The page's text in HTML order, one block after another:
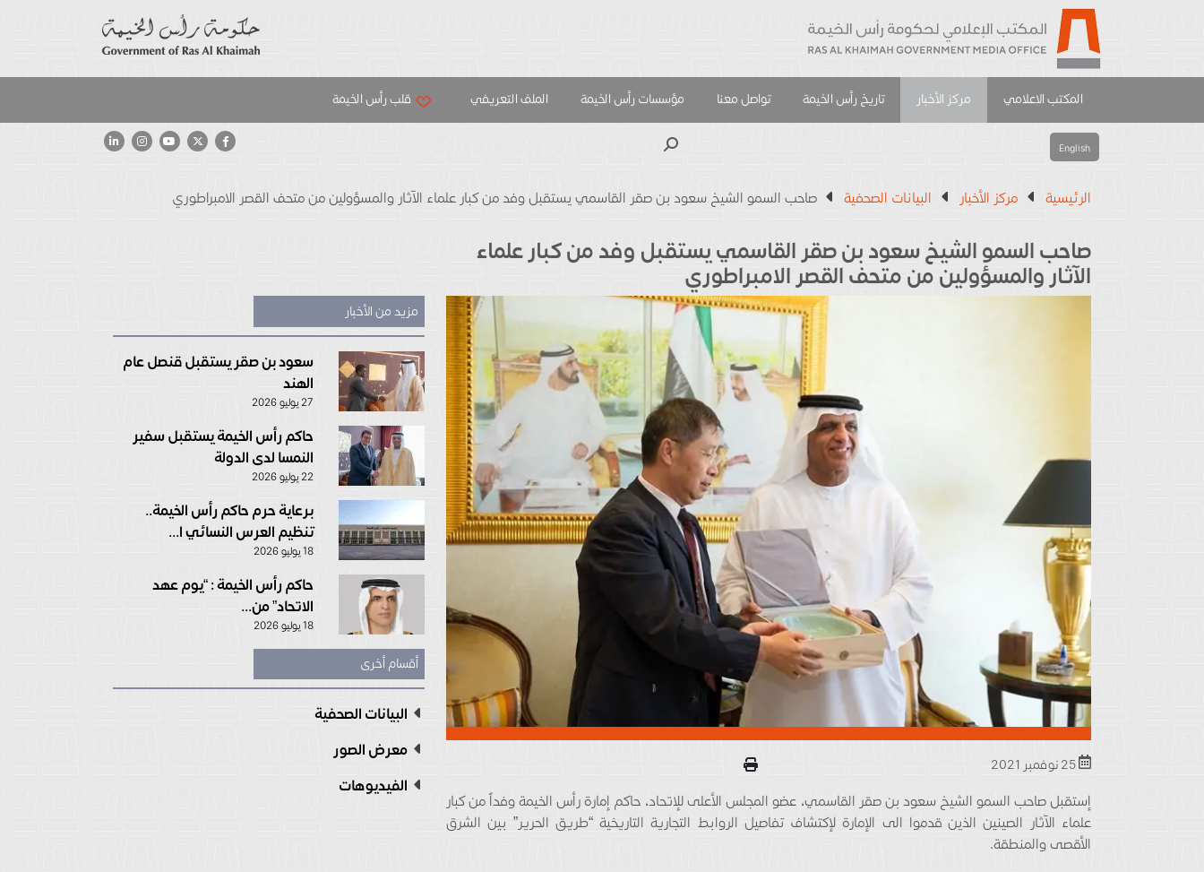
المكتب الاعلامي مركز الأخبار تاريخ رأس الخيمة تواصل معنا مؤسسات رأس الخيمة الملف التعريفي قلب رأس الخيمة
English
الرئيسية مركز الأخبار البيانات الصحفية صاحب السمو الشيخ سعود بن صقر القاسمي يستقبل وفد من كبار علماء الآثار والمسؤولين من متحف القصر الامبراطوري
صاحب السمو الشيخ سعود بن صقر القاسمي يستقبل وفد من كبار علماء
الآثار والمسؤولين من متحف القصر الامبراطوري
إستقبل صاحب السمو الشيخ سعود بن صقر القاسمي، عضو المجلس الأعلى للإتحاد، حاكم إمارة رأس الخيمة وفداً من كبار
علماء الآثار الصينين الذين قدموا الى الإمارة لإكتشاف تفاصيل الروابط التجارية التاريخية “طريق الحرير” بين الشرق
الأقصى والمنطقة.
مزيد من الأخبار
سعود بن صقر يستقبل قنصل عام
الهند
27 يوليو 2026
حاكم رأس الخيمة يستقبل سفير
النمسا لدى الدولة
22 يوليو 2026
برعاية حرم حاكم رأس الخيمة..
تنظيم العرس النسائي ا...
18 يوليو 2026
حاكم رأس الخيمة : “يوم عهد
الاتحاد” من...
18 يوليو 2026
أقسام أخرى
البيانات الصحفية
معرض الصور
الفيديوهات